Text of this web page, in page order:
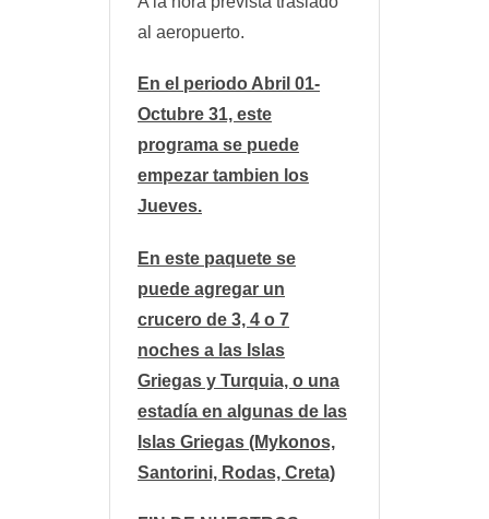
al aeropuerto.
En el periodo Abril 01-
Octubre 31, este
programa se puede
empezar tambien los
Jueves.
En este paquete se
puede agregar un
crucero de 3, 4 o 7
noches a las Islas
Griegas y Turquia, o una
estadía en algunas de las
Islas Griegas (Mykonos,
Santorini, Rodas, Creta)